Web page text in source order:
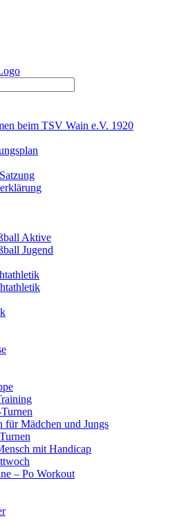
beim TSV Wain e.V. 1920
Aktive
Jugend
für Mädchen und Jungs
mit Handicap
– Po Workout